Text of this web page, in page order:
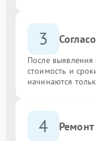
3
После
стоимость и
начинаются
4 Ремонт